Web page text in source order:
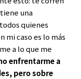
una
quienes
mi caso es lo más
a lo que me
enfrentarme a
pero sobre